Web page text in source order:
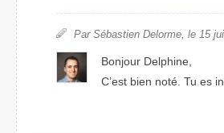
Par Sébastien Delorme, le 15
Bonjour Delphine,
C’est bien noté. Tu es